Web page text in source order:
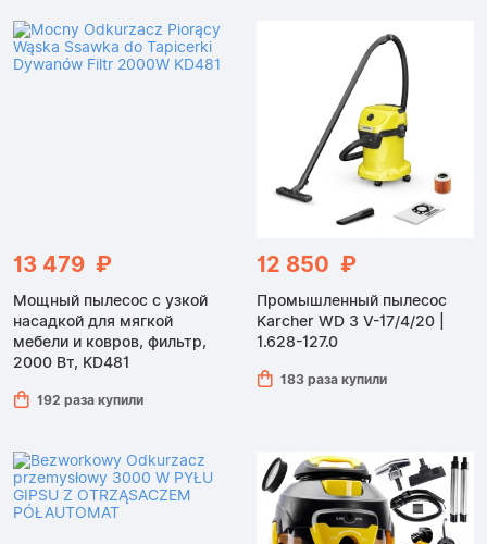
13 479 ₽
Мощный пылесос с узкой
насадкой для мягкой
мебели и ковров, фильтр,
2000 Вт, KD481
192 раза купили
12 850 ₽
Промышленный пылесос
Karcher WD 3 V-17/4/20 |
1.628-127.0
183 раза купили